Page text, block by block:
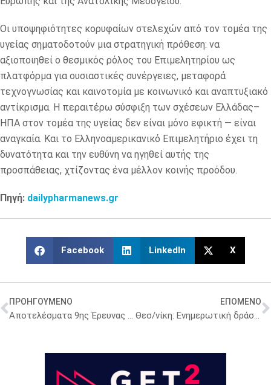
Οι υποψηφιότητες κορυφαίων στελεχών από τον τομέα της
υγείας σηματοδοτούν μια στρατηγική πρόθεση: να
αξιοποιηθεί ο θεσμικός ρόλος του Επιμελητηρίου ως
πλατφόρμα για ουσιαστικές συνέργειες, μεταφορά
τεχνογνωσίας και καινοτομία με κοινωνικό και αναπτυξιακό
αντίκρισμα. Η περαιτέρω σύσφιξη των σχέσεων Ελλάδας–
ΗΠΑ στον τομέα της υγείας δεν είναι μόνο εφικτή — είναι
αναγκαία. Και το Ελληνοαμερικανικό Επιμελητήριο έχει τη
δυνατότητα και την ευθύνη να ηγηθεί αυτής της
προσπάθειας, χτίζοντας ένα μέλλον κοινής προόδου.
Πηγή: dailypharmanews.gr
Facebook LinkedIn X
ΠΡΟΗΓΟΥΜΕΝΟ
Αποτελέσματα 9ης Έρευνας του Lung Cancer Europe (LuCE) για την Ελλάδα
ΕΠΟΜΕΝΟ
Θεσ/νίκη: Ενημερωτική δράση για το μελάνωμα και τις επιπτώσεις του καύσωνα από τον ΕΕΣ